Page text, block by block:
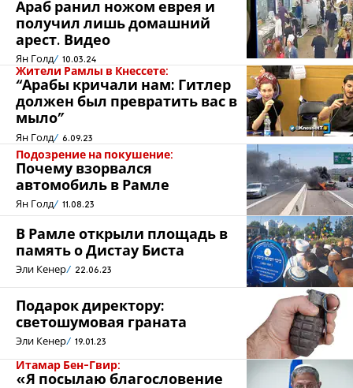
Араб ранил ножом еврея и
получил лишь домашний
арест. Видео
Ян Голд 10.03.24
Жители Рамлы в Кнессете:
“Арабы кричали нам: Гитлер
должен был превратить вас в
мыло”
Ян Голд 6.09.23
Подозрение на покушение:
Почему взорвался
автомобиль в Рамле
Ян Голд 11.08.23
В Рамле открыли площадь в
память о Дистау Биста
Эли Кенер 22.06.23
Подарок директору:
светошумовая граната
Эли Кенер 19.01.23
Итамар Бен-Гвир:
«Я посылаю благословение